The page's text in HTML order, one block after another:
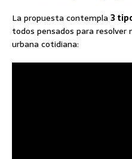
La propuesta contempla 3
todos pensados para resolver
urbana cotidiana: